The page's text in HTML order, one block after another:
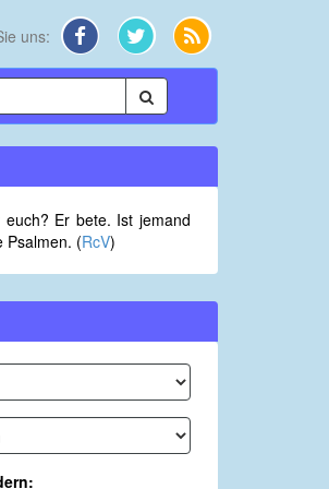
uns:
Er bete. Ist jemand
Psalmen. (RcV)